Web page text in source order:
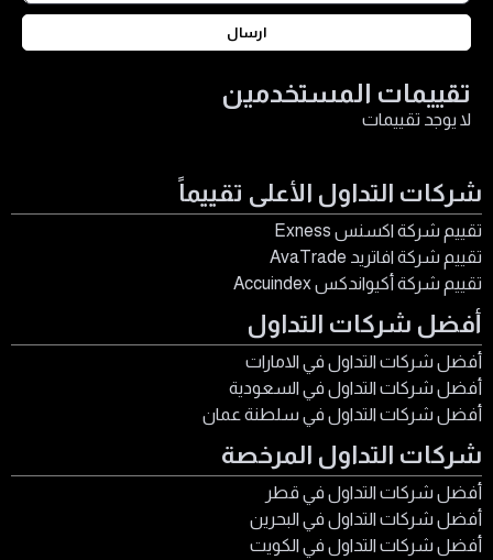
ارسال
تقييمات المستخدمين
لا يوجد تقييمات
شركات التداول الأعلى تقييماً
تقييم شركة اكسنس Exness
تقييم شركة افاتريد AvaTrade
تقييم شركة أكيواندكس Accuindex
أفضل شركات التداول
أفضل شركات التداول في الامارات
أفضل شركات التداول في السعودية
أفضل شركات التداول في سلطنة عمان
شركات التداول المرخصة
أفضل شركات التداول في قطر
أفضل شركات التداول في البحرين
أفضل شركات التداول في الكويت